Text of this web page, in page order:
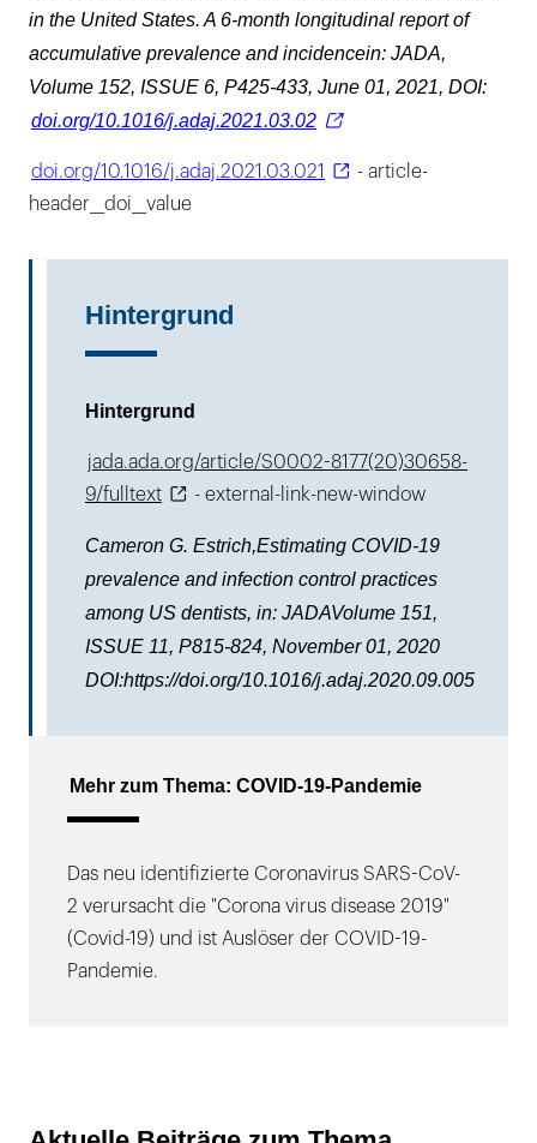
in the United States. A 6-month longitudinal report of
accumulative prevalence and incidencein: JADA,
Volume 152, ISSUE 6, P425-433, June 01, 2021, DOI:
doi.org/10.1016/j.adaj.2021.03.02
doi.org/10.1016/j.adaj.2021.03.021
- article-
header__doi__value
Hintergrund
Hintergrund
jada.ada.org/article/S0002-8177(20)30658-
9/fulltext
- external-link-new-window
Cameron G. Estrich,Estimating COVID-19
prevalence and infection control practices
among US dentists, in: JADAVolume 151,
ISSUE 11, P815-824, November 01, 2020
DOI:https://doi.org/10.1016/j.adaj.2020.09.005
Mehr zum Thema: COVID-19-Pandemie
Das neu identifizierte Coronavirus SARS-CoV-
2 verursacht die "Corona virus disease 2019"
(Covid-19) und ist Auslöser der COVID-19-
Pandemie.